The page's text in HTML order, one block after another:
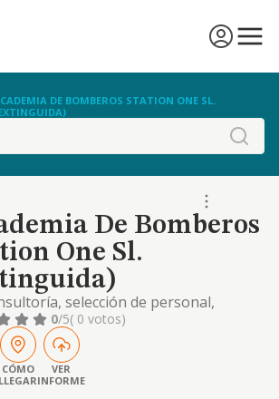
DE BOMBEROS STATION ONE SL.
De Bomberos
One Sl.
selección de personal,
formación instrucción y
de empresas y sus mandos
y directivos, así como, la
promoción, coordinación y
de conferencias, charlas,
0/5( 0 votos)
CÓMO
LLEGAR
VER
INFORME